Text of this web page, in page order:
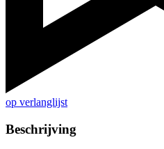
op verlanglijst
Beschrijving